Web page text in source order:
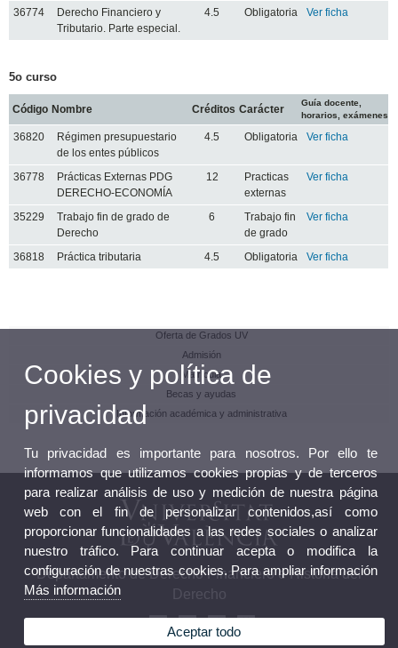
36774
Derecho Financiero y
Tributario. Parte especial.
4.5 Obligatoria Ver ficha
5o curso
Código Nombre Créditos Carácter
Guía docente,
horarios, exámenes
36820
Régimen presupuestario
de los entes públicos
4.5 Obligatoria Ver ficha
36778
Prácticas Externas PDG
DERECHO-ECONOMÍA
12
Practicas
externas
Ver ficha
35229
Trabajo fin de grado de
Derecho
6
Trabajo fin
de grado
Ver ficha
36818 Práctica tributaria 4.5 Obligatoria Ver ficha
Oferta de Grados UV
Admisión
Matrícula
Becas y ayudas
Información académica y administrativa
Departamento de Derecho Financiero e Historia del
Derecho
Cookies y política de
privacidad
Tu privacidad es importante para nosotros. Por ello te
informamos que utilizamos cookies propias y de terceros
para realizar análisis de uso y medición de nuestra página
web con el fin de personalizar contenidos,así como
proporcionar funcionalidades a las redes sociales o analizar
nuestro tráfico. Para continuar acepta o modifica la
configuración de nuestras cookies. Para ampliar información
Más información
Aceptar todo